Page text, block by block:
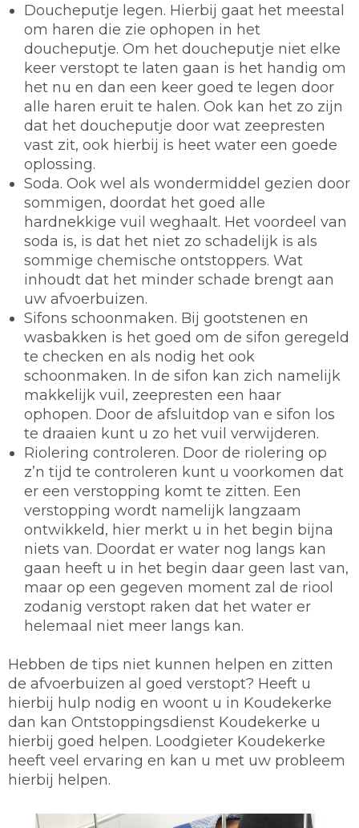
Doucheputje legen. Hierbij gaat het meestal
om haren die zie ophopen in het
doucheputje. Om het doucheputje niet elke
keer verstopt te laten gaan is het handig om
het nu en dan een keer goed te legen door
alle haren eruit te halen. Ook kan het zo zijn
dat het doucheputje door wat zeepresten
vast zit, ook hierbij is heet water een goede
oplossing.
Soda. Ook wel als wondermiddel gezien door
sommigen, doordat het goed alle
hardnekkige vuil weghaalt. Het voordeel van
soda is, is dat het niet zo schadelijk is als
sommige chemische ontstoppers. Wat
inhoudt dat het minder schade brengt aan
uw afvoerbuizen.
Sifons schoonmaken. Bij gootstenen en
wasbakken is het goed om de sifon geregeld
te checken en als nodig het ook
schoonmaken. In de sifon kan zich namelijk
makkelijk vuil, zeepresten een haar
ophopen. Door de afsluitdop van e sifon los
te draaien kunt u zo het vuil verwijderen.
Riolering controleren. Door de riolering op
z’n tijd te controleren kunt u voorkomen dat
er een verstopping komt te zitten. Een
verstopping wordt namelijk langzaam
ontwikkeld, hier merkt u in het begin bijna
niets van. Doordat er water nog langs kan
gaan heeft u in het begin daar geen last van,
maar op een gegeven moment zal de riool
zodanig verstopt raken dat het water er
helemaal niet meer langs kan.
Hebben de tips niet kunnen helpen en zitten
de afvoerbuizen al goed verstopt? Heeft u
hierbij hulp nodig en woont u in Koudekerke
dan kan Ontstoppingsdienst Koudekerke u
hierbij goed helpen. Loodgieter Koudekerke
heeft veel ervaring en kan u met uw probleem
hierbij helpen.